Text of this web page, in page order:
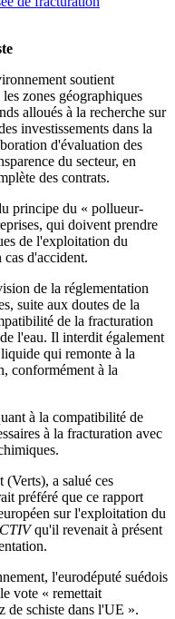
soutient
zones géographiques
alloués à la recherche sur
investissements dans la
d'évaluation des
du secteur, en
des contrats.
principe du « pollueur-
qui doivent prendre
de l'exploitation du
cas d'accident.
de la réglementation
suite aux doutes de la
de la fracturation
l'eau. Il interdit également
qui remonte à la
conformément à la
à la compatibilité de
à la fracturation avec
a salué ces
préféré que ce rapport
sur l'exploitation du
qu'il revenait à présent
l'eurodéputé suédois
vote « remettait
de schiste dans l'UE ».